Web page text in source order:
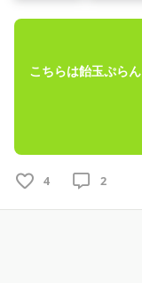
こちらは飴玉ぷら
4 2